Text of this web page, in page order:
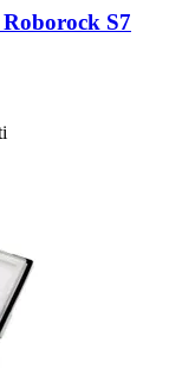
S7